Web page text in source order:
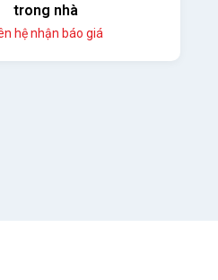
trong nhà
hệ nhận báo giá